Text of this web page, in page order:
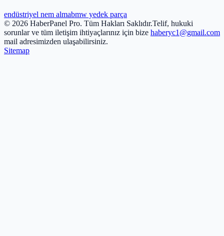
endüstriyel nem almabmw yedek parça
© 2026 HaberPanel Pro. Tüm Hakları Saklıdır.Telif, hukuki
sorunlar ve tüm iletişim ihtiyaçlarınız için bize haberyc1@gmail.com
mail adresimizden ulaşabilirsiniz.
Sitemap